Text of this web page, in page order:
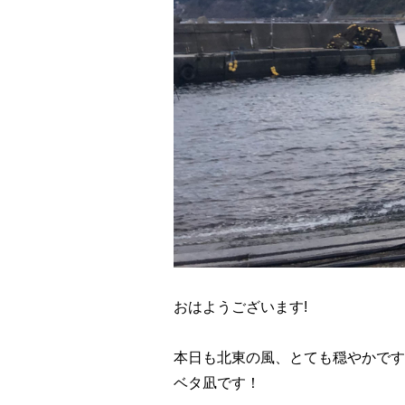
おはようございます!
本日も北東の風、とても穏やかで
ベタ凪です！